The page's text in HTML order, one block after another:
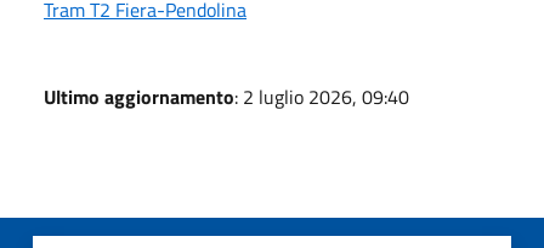
Tram T2 Fiera-Pendolina
Ultimo aggiornamento: 2 luglio 2026, 09:40